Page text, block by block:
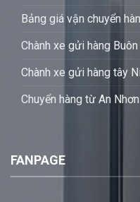
Bảng giá vận chuyển
Chành xe gửi hàng
Chành xe gửi hàng tây
Chuyển hàng từ An
FANPAGE